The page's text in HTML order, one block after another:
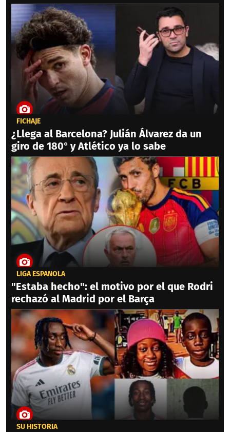
FICHAJE
¿Llega al Barcelona? Julián Álvarez da un
giro de 180° y Atlético ya lo sabe
LIGA ESPAÑOLA
"Estaba hecho": el motivo por el que Rodri
rechazó al Madrid por el Barça
SU HISTORIA